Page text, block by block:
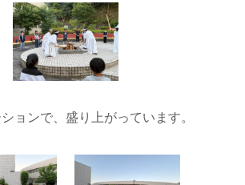
ョンで、盛り上がっています。